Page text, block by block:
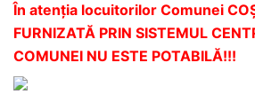
În atenția locuitorilor Comunei
FURNIZATĂ PRIN SISTEMUL
COMUNEI NU ESTE POTABILĂ!!!